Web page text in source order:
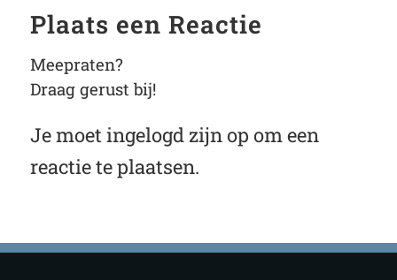
Plaats een Reactie
Meepraten?
Draag gerust bij!
Je moet ingelogd zijn op om een
reactie te plaatsen.